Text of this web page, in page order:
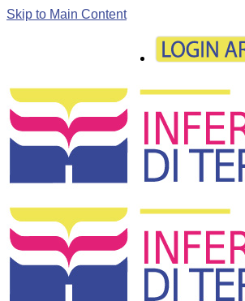
Skip to Main Content